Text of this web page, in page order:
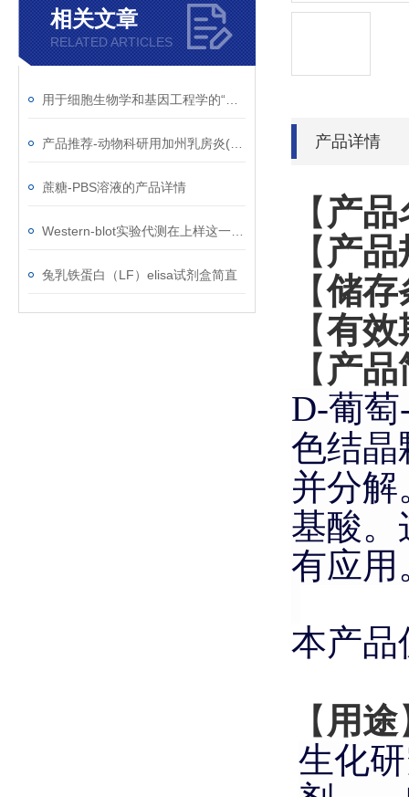
相关文章
RELATED ARTICLES
蔗糖-PBS溶液的产品详情
兔乳铁蛋白（LF）elisa试剂盒简直
产品详情
【 产品
【 产品
【储存
【有效
【 产品
D-葡萄
色结晶
并分
基酸。
有应用
本产品
【 用途
生化